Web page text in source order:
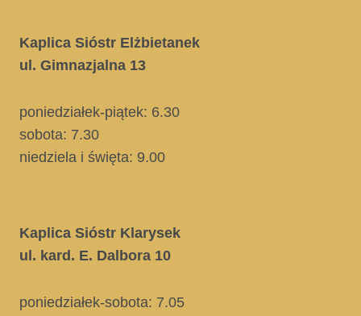
Kaplica Sióstr Elżbietanek
ul. Gimnazjalna 13
poniedziałek-piątek: 6.30
sobota: 7.30
niedziela i święta: 9.00
Kaplica Sióstr Klarysek
ul. kard. E. Dalbora 10
poniedziałek-sobota: 7.05